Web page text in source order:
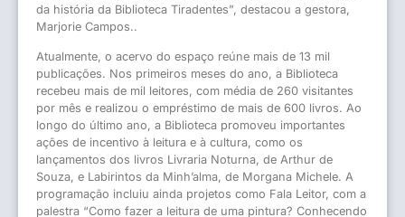
da história da Biblioteca Tiradentes”, destacou a gestora,
Marjorie Campos..
Atualmente, o acervo do espaço reúne mais de 13 mil
publicações. Nos primeiros meses do ano, a Biblioteca
recebeu mais de mil leitores, com média de 260 visitantes
por mês e realizou o empréstimo de mais de 600 livros. Ao
longo do último ano, a Biblioteca promoveu importantes
ações de incentivo à leitura e à cultura, como os
lançamentos dos livros Livraria Noturna, de Arthur de
Souza, e Labirintos da Minh’alma, de Morgana Michele. A
programação incluiu ainda projetos como Fala Leitor, com a
palestra “Como fazer a leitura de uma pintura? Conhecendo